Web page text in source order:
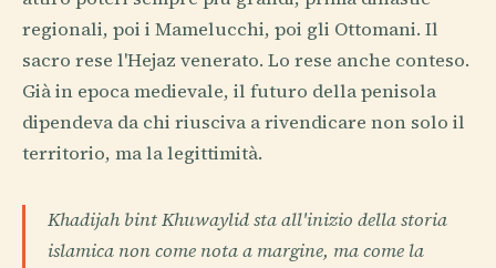
regionali, poi i Mamelucchi, poi gli Ottomani. Il
sacro rese l'Hejaz venerato. Lo rese anche conteso.
Già in epoca medievale, il futuro della penisola
dipendeva da chi riusciva a rivendicare non solo il
territorio, ma la legittimità.
Khadijah bint Khuwaylid sta all'inizio della storia
islamica non come nota a margine, ma come la